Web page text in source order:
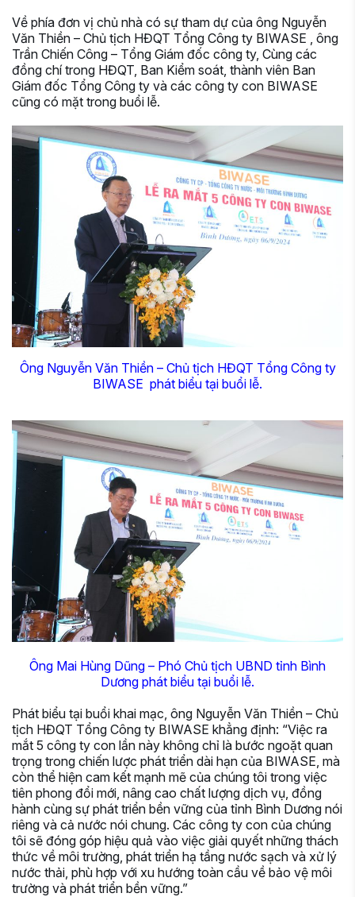
Về phía đơn vị chủ nhà có sự tham dự của ông Nguyễn
Văn Thiền – Chủ tịch HĐQT Tổng Công ty BIWASE , ông
Trần Chiến Công – Tổng Giám đốc công ty, Cùng các
đồng chí trong HĐQT, Ban Kiểm soát, thành viên Ban
Giám đốc Tổng Công ty và các công ty con BIWASE
cũng có mặt trong buổi lễ.
Ông Nguyễn Văn Thiền – Chủ tịch HĐQT Tổng Công ty
BIWASE phát biểu tại buổi lễ.
Ông Mai Hùng Dũng – Phó Chủ tịch UBND tỉnh Bình
Dương phát biểu tại buổi lễ.
Phát biểu tại buổi khai mạc, ông Nguyễn Văn Thiền – Chủ
tịch HĐQT Tổng Công ty BIWASE khẳng định: “Việc ra
mắt 5 công ty con lần này không chỉ là bước ngoặt quan
trọng trong chiến lược phát triển dài hạn của BIWASE, mà
còn thể hiện cam kết mạnh mẽ của chúng tôi trong việc
tiên phong đổi mới, nâng cao chất lượng dịch vụ, đồng
hành cùng sự phát triển bền vững của tỉnh Bình Dương nói
riêng và cả nước nói chung. Các công ty con của chúng
tôi sẽ đóng góp hiệu quả vào việc giải quyết những thách
thức về môi trường, phát triển hạ tầng nước sạch và xử lý
nước thải, phù hợp với xu hướng toàn cầu về bảo vệ môi
trường và phát triển bền vững.”